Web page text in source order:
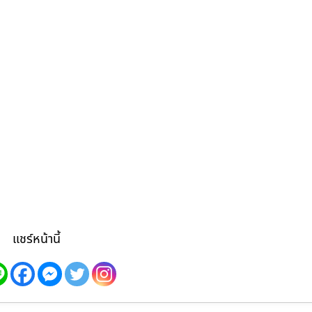
แชร์หน้านี้